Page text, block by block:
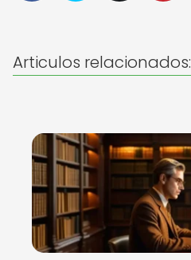
Articulos relacionados: